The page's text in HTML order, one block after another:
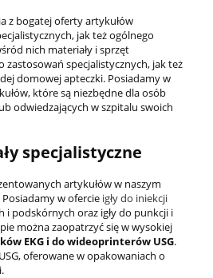
z bogatej oferty artykułów
jak też ogólnego
nich materiały i sprzęt
zastosowań specjalistycznych, jak też
domowej apteczki. Posiadamy w
które są niezbędne dla osób
odwiedzających w szpitalu swoich
specjalistyczne
artykułów w naszym
Posiadamy w ofercie igły do iniekcji
podskórnych oraz igły do punkcji i
można zaopatrzyć się w wysokiej
EKG i do wideoprinterów USG.
oferowane w opakowaniach o